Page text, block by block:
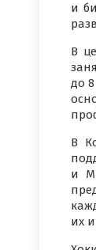
и
В
до
В
и
их